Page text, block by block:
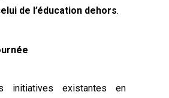
de l’éducation dehors.
initiatives existantes en